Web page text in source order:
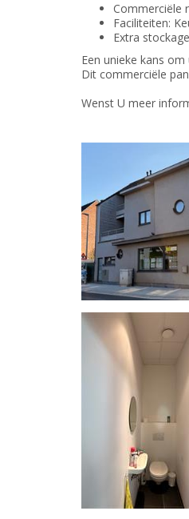
Commerciële
Faciliteiten:
Extra
Een unieke kans
Dit commerciële
Wenst U meer